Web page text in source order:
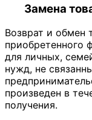
Замена
Возврат и обмен
приобретенного
для личных,
нужд, не
произведен в
получения.